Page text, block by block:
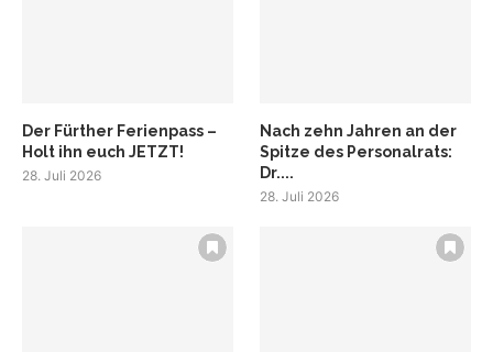
Der Fürther Ferienpass –
Holt ihn euch JETZT!
28. Juli 2026
Nach zehn Jahren an der
Spitze des Personalrats:
Dr....
28. Juli 2026